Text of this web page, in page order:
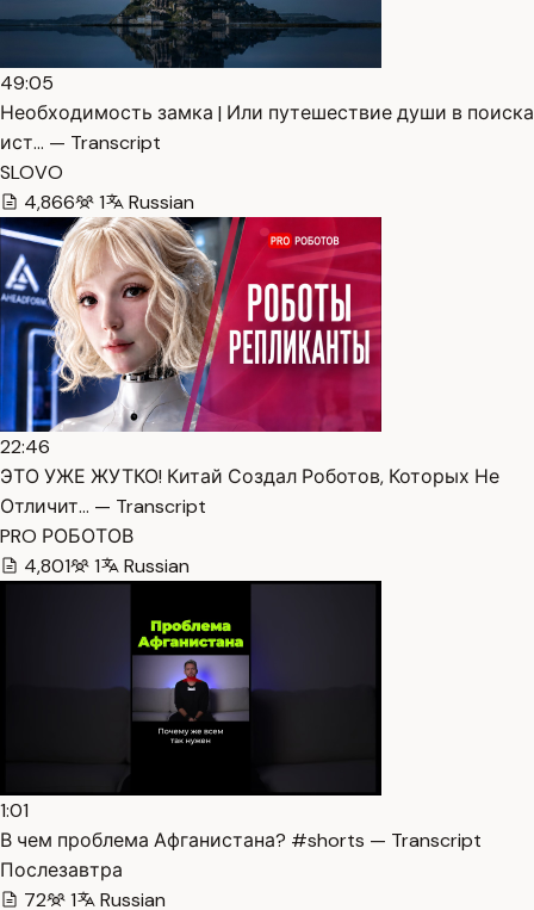
49:05
Необходимость замка | Или путешествие души в поиска
ист… — Transcript
SLOVO
4,866
1 Russian
22:46
ЭТО УЖЕ ЖУТКО! Китай Создал Роботов, Которых Не
Отличит… — Transcript
PRO РОБОТОВ
4,801
1 Russian
1:01
В чем проблема Афганистана? #shorts — Transcript
Послезавтра
72
1 Russian